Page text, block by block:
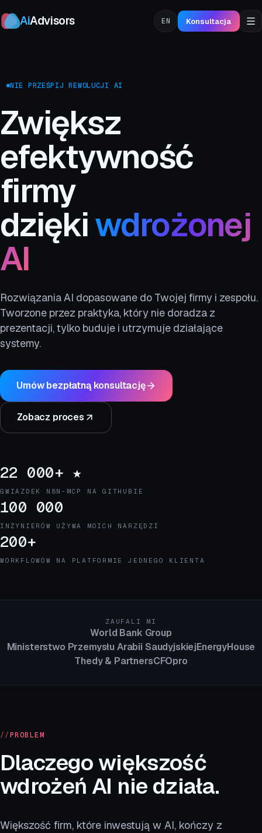
AiAdvisors EN Konsultacja
NIE PRZEŚPIJ REWOLUCJI AI
Zwiększ
efektywność
firmy
dziękiwdrożonej
AI
Rozwiązania AI dopasowane do Twojej firmy i zespołu.
Tworzone przez praktyka, który nie doradza z
prezentacji, tylko buduje i utrzymuje działające
systemy.
Umów bezpłatną konsultację
Zobacz proces
22 000+ ★
GWIAZDEK N8N-MCP NA GITHUBIE
100 000
INŻYNIERÓW UŻYWA MOICH NARZĘDZI
200+
WORKFLOWÓW NA PLATFORMIE JEDNEGO KLIENTA
ZAUFALI MI
World Bank Group
Ministerstwo Przemysłu Arabii SaudyjskiejEnergyHouse
Thedy & PartnersCFOpro
//PROBLEM
Dlaczego większość
wdrożeń AI nie działa.
Większość firm, które inwestują w AI, kończy z